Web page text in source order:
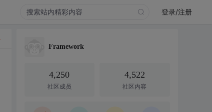
登录/注册
Framework
4,250
社区成员
4,522
社区内容